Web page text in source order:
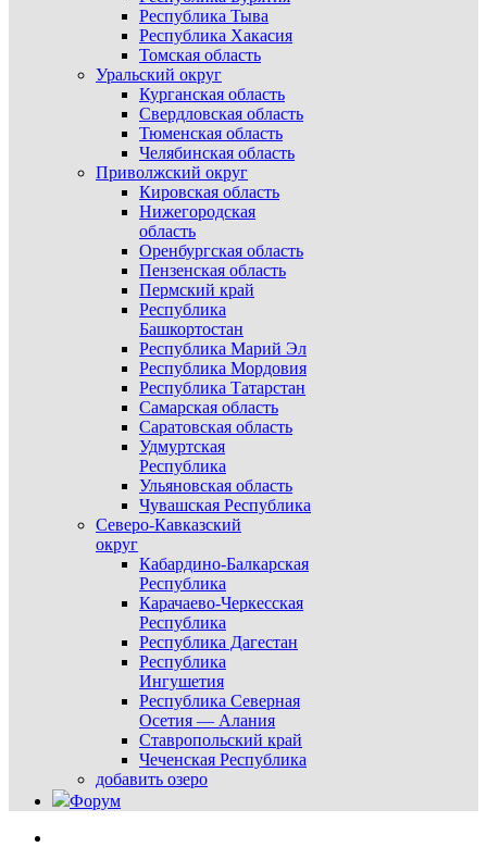
Республика Тыва
Республика Хакасия
Томская область
Уральский округ
Курганская область
Свердловская область
Тюменская область
Челябинская область
Приволжский округ
Кировская область
Нижегородская
область
Оренбургская область
Пензенская область
Пермский край
Республика
Башкортостан
Республика Марий Эл
Республика Мордовия
Республика Татарстан
Самарская область
Саратовская область
Удмуртская
Республика
Ульяновская область
Чувашская Республика
Северо-Кавказский
округ
Кабардино-Балкарская
Республика
Карачаево-Черкесская
Республика
Республика Дагестан
Республика
Ингушетия
Республика Северная
Осетия — Алания
Ставропольский край
Чеченская Республика
добавить озеро
Форум